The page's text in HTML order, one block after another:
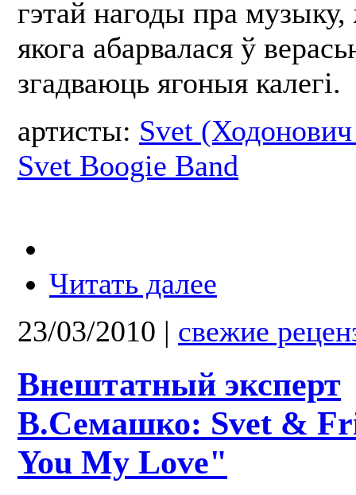
гэтай нагоды пра
якога абарвалася ў
згадваюць ягоныя калегі.
артисты: Svet
Svet Boogie Band
Читать далее
23/03/2010 | свежие
Внештатный эксперт
В.Семашко: Svet &
You My Love"